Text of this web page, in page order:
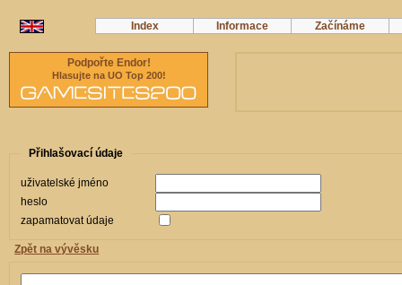
Index Informace Začínáme
Podpořte Endor!
Hlasujte na UO Top 200!
Přihlašovací údaje
uživatelské jméno
heslo
zapamatovat údaje
Zpět na vývěsku